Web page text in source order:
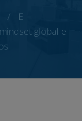
E
global e